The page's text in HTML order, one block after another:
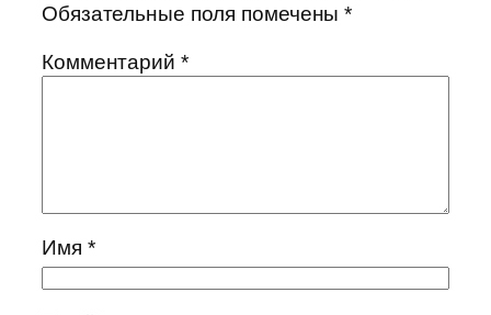
Обязательные поля помечены*
Комментарий *
Имя *